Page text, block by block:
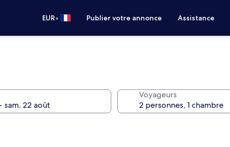
EUR• Publier votre annonce Assistance
Voyageurs